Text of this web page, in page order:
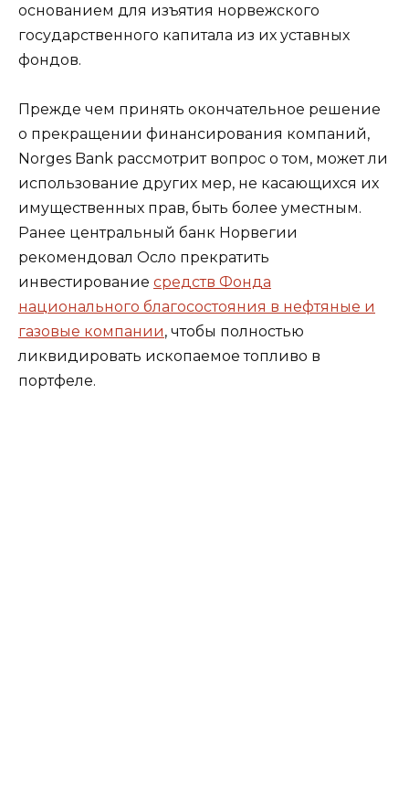
основанием для изъятия норвежского
государственного капитала из их уставных
фондов.
Прежде чем принять окончательное решение
о прекращении финансирования компаний,
Norges Bank рассмотрит вопрос о том, может ли
использование других мер, не касающихся их
имущественных прав, быть более уместным.
Ранее центральный банк Норвегии
рекомендовал Осло прекратить
инвестирование средств Фонда
национального благосостояния в нефтяные и
газовые компании, чтобы полностью
ликвидировать ископаемое топливо в
портфеле.